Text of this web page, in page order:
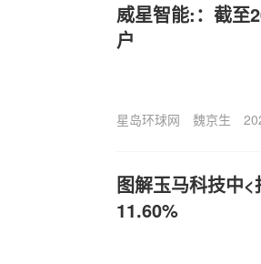
威星智能:：截至
户
星岛环球网 魏京生
图解玉马科技中
11.60%